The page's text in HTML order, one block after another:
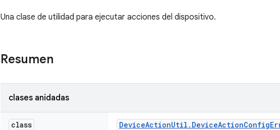
Una clase de utilidad para ejecutar acciones del dispositivo.
Resumen
clases anidadas
class DeviceActionUtil . DeviceActionConfig